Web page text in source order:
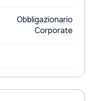
Obbligazionario
Corporate